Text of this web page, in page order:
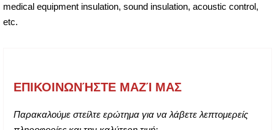
medical equipment insulation, sound insulation, acoustic control,
etc.
ΕΠΙΚΟΙΝΩΝΉΣΤΕ ΜΑΖΊ ΜΑΣ
Παρακαλούμε στείλτε ερώτημα για να λάβετε λεπτομερείς